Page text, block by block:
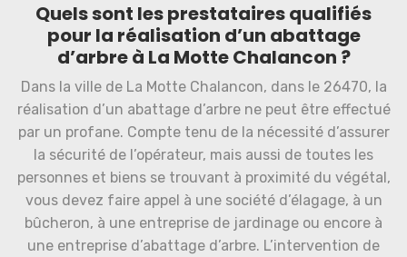
Quels sont les prestataires qualifiés
pour la réalisation d’un abattage
d’arbre à La Motte Chalancon ?
Dans la ville de La Motte Chalancon, dans le 26470, la
réalisation d’un abattage d’arbre ne peut être effectué
par un profane. Compte tenu de la nécessité d’assurer
la sécurité de l’opérateur, mais aussi de toutes les
personnes et biens se trouvant à proximité du végétal,
vous devez faire appel à une société d’élagage, à un
bûcheron, à une entreprise de jardinage ou encore à
une entreprise d’abattage d’arbre. L’intervention de